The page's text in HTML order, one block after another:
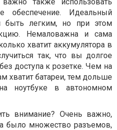
обеспечение. Идеальный
быть легким, но при этом
Немаловажна и сама
хватит аккумулятора в
так, что вы долгое
доступа к розетке. Чем на
хватит батареи, тем дольше
ноутбуке в автономном
внимание? Очень важно,
было множество разъемов,